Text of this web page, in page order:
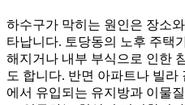
하수구가 막히는 원인은 장소
타납니다. 토당동의 노후 주택
해지거나 내부 부식으로 인한
도 합니다. 반면 아파트나 빌라
에서 유입되는 유지방과 이물